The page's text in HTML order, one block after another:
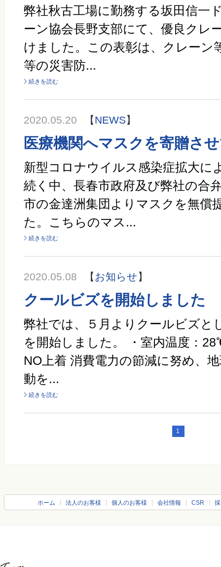
弊社秋古工場に勤務する坂田信一
ーン協会長野支部にて、優良クレ
けました。この表彰は、クレーン
等の災害防...
続きを読む
2020.05.20 【NEWS】
医療機関へマスクを寄贈さ
新型コロナウイルス感染症拡大に
続く中、長春市政府及び弊社の合
市の金達洲集団よりマスクを無償
た。こちらのマス...
続きを読む
2020.05.08 【お知らせ 】
クールビズを開始しました
弊社では、５月よりクールビズと
を開始しました。 ・室内温度：
NO上着 消費電力の節減に努め、
動を...
続きを読む
1
ホーム 法人のお客様 個人のお客様 会社情報 CSR